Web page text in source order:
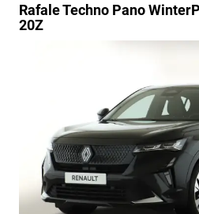
RafaleTechno Pano
20Z